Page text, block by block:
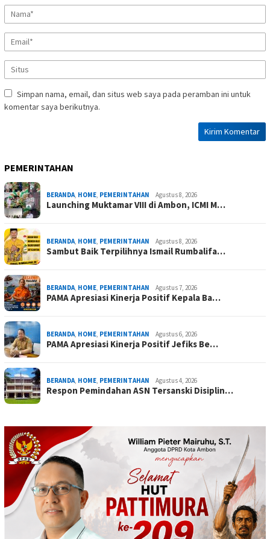
Simpan nama, email, dan situs web saya pada peramban ini untuk
komentar saya berikutnya.
PEMERINTAHAN
BERANDA, HOME, PEMERINTAHAN Agustus 8, 2026
Launching Muktamar VIII di Ambon, ICMI M…
BERANDA, HOME, PEMERINTAHAN Agustus 8, 2026
Sambut Baik Terpilihnya Ismail Rumbalifa…
BERANDA, HOME, PEMERINTAHAN Agustus 7, 2026
PAMA Apresiasi Kinerja Positif Kepala Ba…
BERANDA, HOME, PEMERINTAHAN Agustus 6, 2026
PAMA Apresiasi Kinerja Positif Jefiks Be…
BERANDA, HOME, PEMERINTAHAN Agustus 4, 2026
Respon Pemindahan ASN Tersanski Disiplin…